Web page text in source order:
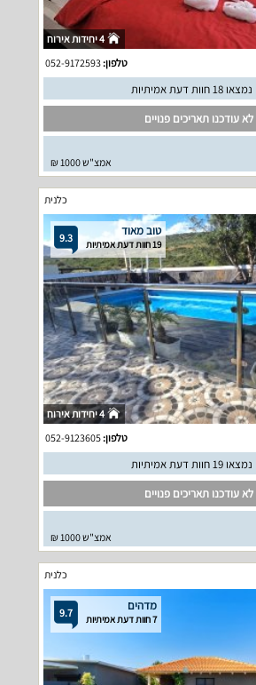
4 יחידות אירוח
טלפון:052-9172593
נמצאו 18 חוות דעת אמיתיות
לא עודכנו תאריכים פנויים
אמצ"ש 1000 ₪
כלנית
9.3 טוב מאוד
19 חוות דעת אמיתיות
4 יחידות אירוח
טלפון:052-9123605
נמצאו 19 חוות דעת אמיתיות
לא עודכנו תאריכים פנויים
אמצ"ש 1000 ₪
כלנית
9.7 מדהים
7 חוות דעת אמיתיות